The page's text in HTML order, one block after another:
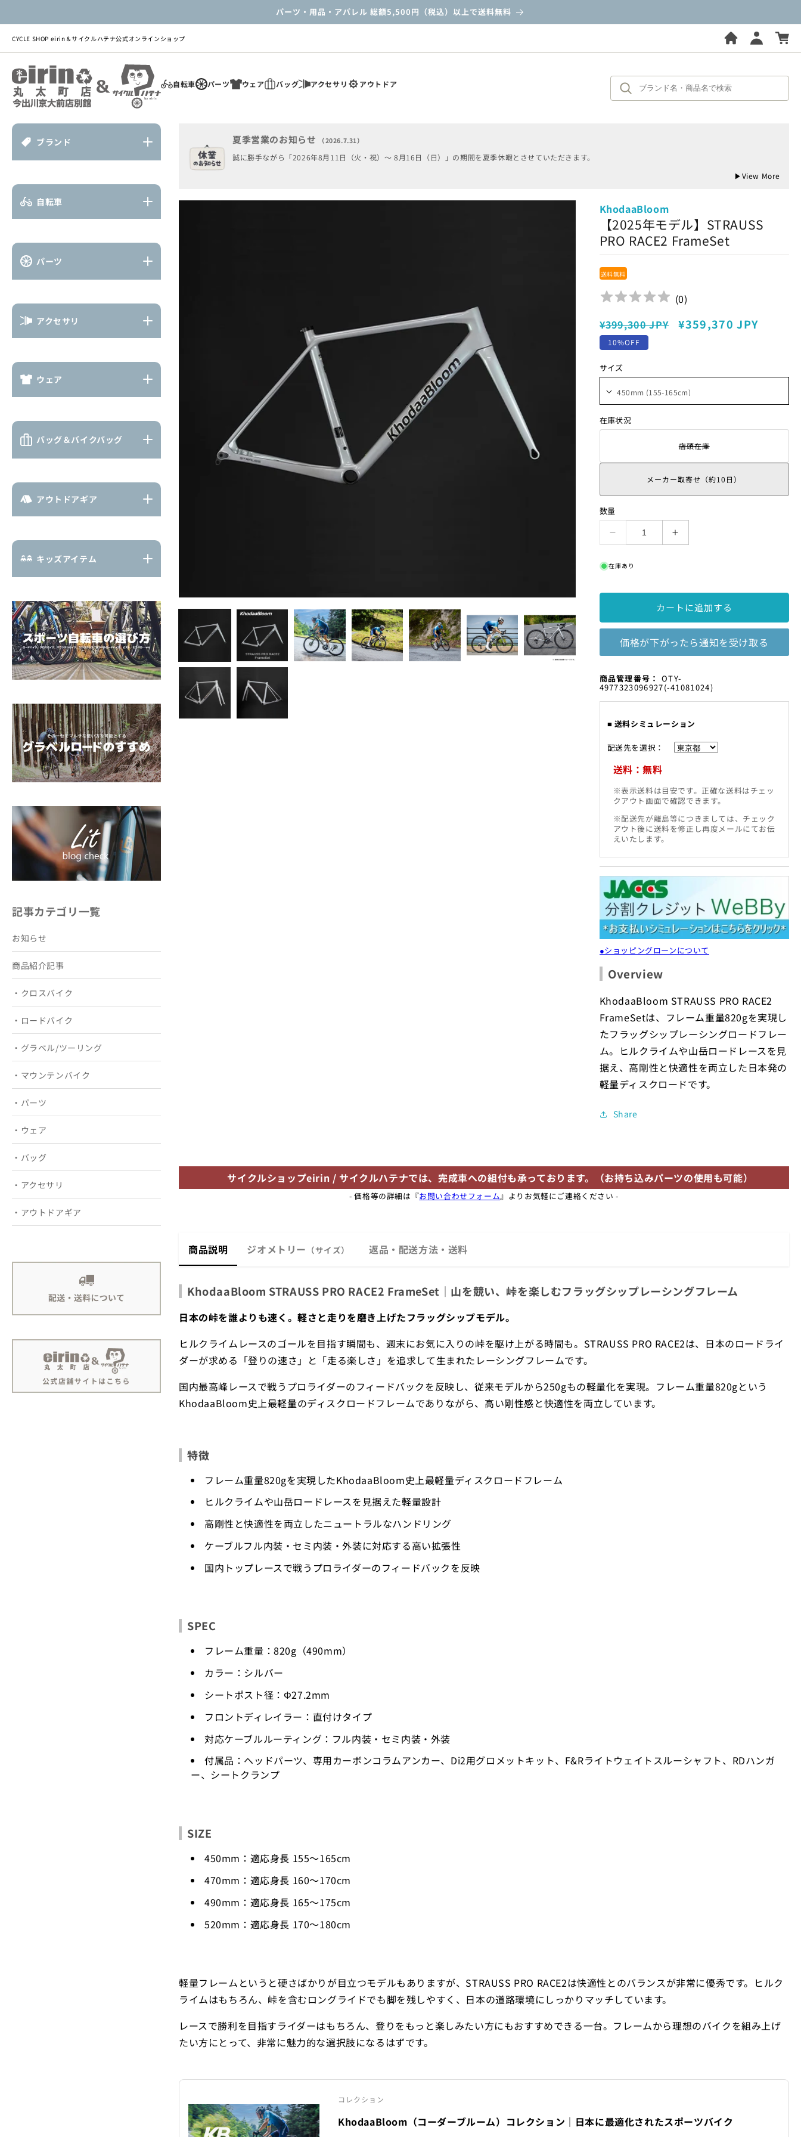
進
む
パーツ・用品・アパレル 総額5,500円（税込）以上で送料無料
CYCLE SHOP eirin＆サイクルハテナ公式オンラインショップ
自転車 パーツ ウェア バッグ アクセサリ アウトドア
ブランド
自転車
パーツ
アクセサリ
ウェア
バッグ＆バイクバッグ
アウトドアギア
キッズアイテム
記事カテゴリ一覧
お知らせ
商品紹介記事
・クロスバイク
・ロードバイク
・グラベル/ツーリング
・マウンテンバイク
・パーツ
・ウェア
・バッグ
・アクセサリ
・アウトドアギア
夏季営業のお知らせ （2026.7.31）
誠に勝手ながら「2026年8月11日（火・祝）～ 8月16日（日）」の期間を夏季休暇とさせていただきます。
▶View More
商
品
に
KhodaaBloom
【2025年モデル】STRAUSS
PRO RACE2 FrameSet
送料無料
(0)
通
常
格
¥399,300 JPY
セ
格
¥359,370 JPY
10%OFF
サイズ
在庫状況
店頭在庫
そ
リ
ー
い
ま
す
メーカー取寄せ（約10日）
数量
【2025
モ
ル】
STRAUSS
PRO
FrameSet
数
量
を
減
す
【2025
ル】
STRAUSS
PRO
FrameSet
数
量
を
す
在庫あり
カートに追加する
価格が下がったら通知を受け取る
商品管理番号： SKU:
OTY-
4977323096927(-41081024)
■ 送料シミュレーション
配送先を選択：
送料：無料
※表示送料は目安です。正確な送料はチェッ
クアウト画面で確認できます。
※配送先が離島等につきましては、チェック
アウト後に送料を修正し再度メールにてお伝
えいたします。
●ショッピングローンについて
Overview
KhodaaBloom STRAUSS PRO RACE2
FrameSetは、フレーム重量820gを実現し
たフラッグシップレーシングロードフレー
ム。ヒルクライムや山岳ロードレースを見
据え、高剛性と快適性を両立した日本発の
軽量ディスクロードです。
Share
サイクルショップeirin / サイクルハテナでは、完成車への組付も承っております。（お持ち込みパーツの使用も可能）
- 価格等の詳細は『お問い合わせフォーム 』よりお気軽にご連絡ください -
商品説明 ジオメトリー （サイズ） 返品・配送方法・送料
KhodaaBloom STRAUSS PRO RACE2 FrameSet｜山を競い、峠を楽しむフラッグシップレーシングフレーム
日本の峠を誰よりも速く。軽さと走りを磨き上げたフラッグシップモデル。
ヒルクライムレースのゴールを目指す瞬間も、週末にお気に入りの峠を駆け上がる時間も。STRAUSS PRO RACE2は、日本のロードライ
ダーが求める「登りの速さ」と「走る楽しさ」を追求して生まれたレーシングフレームです。
国内最高峰レースで戦うプロライダーのフィードバックを反映し、従来モデルから250gもの軽量化を実現。フレーム重量820gという
KhodaaBloom史上最軽量のディスクロードフレームでありながら、高い剛性感と快適性を両立しています。
特徴
フレーム重量820gを実現したKhodaaBloom史上最軽量ディスクロードフレーム
ヒルクライムや山岳ロードレースを見据えた軽量設計
高剛性と快適性を両立したニュートラルなハンドリング
ケーブルフル内装・セミ内装・外装に対応する高い拡張性
国内トップレースで戦うプロライダーのフィードバックを反映
SPEC
フレーム重量：820g（490mm）
カラー：シルバー
シートポスト径：Φ27.2mm
フロントディレイラー：直付けタイプ
対応ケーブルルーティング：フル内装・セミ内装・外装
付属品：ヘッドパーツ、専用カーボンコラムアンカー、Di2用グロメットキット、F&Rライトウェイトスルーシャフト、RDハンガ
ー、シートクランプ
SIZE
450mm：適応身長 155〜165cm
470mm：適応身長 160〜170cm
490mm：適応身長 165〜175cm
520mm：適応身長 170〜180cm
軽量フレームというと硬さばかりが目立つモデルもありますが、STRAUSS PRO RACE2は快適性とのバランスが非常に優秀です。ヒルク
ライムはもちろん、峠を含むロングライドでも脚を残しやすく、日本の道路環境にしっかりマッチしています。
レースで勝利を目指すライダーはもちろん、登りをもっと楽しみたい方にもおすすめできる一台。フレームから理想のバイクを組み上げ
たい方にとって、非常に魅力的な選択肢になるはずです。
コレクション
KhodaaBloom（コーダーブルーム）コレクション｜日本に最適化されたスポーツバイク